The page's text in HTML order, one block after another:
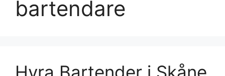
bartendare